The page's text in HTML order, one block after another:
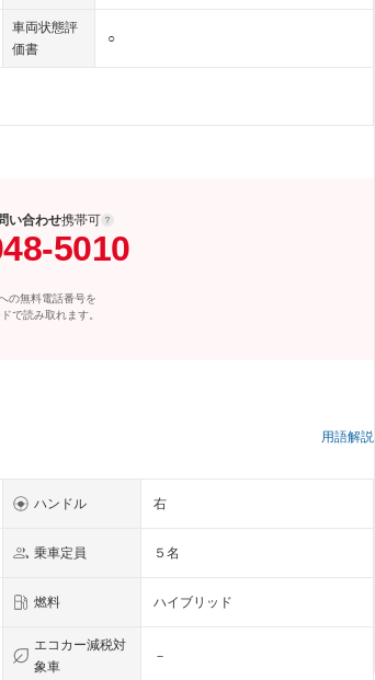
車両状態評
価書
○
い合わせ携帯可
5010
の無料電話番号を
で読み取れます。
用語解説
ハンドル 右
乗車定員 ５名
燃料 ハイブリッド
エコカー減税対
象車
－